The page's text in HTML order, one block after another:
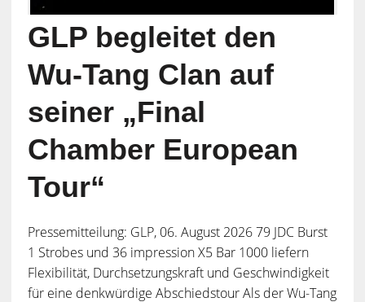
GLP begleitet den
Wu-Tang Clan auf
seiner „Final
Chamber European
Tour“
Pressemitteilung: GLP, 06. August 2026 79 JDC Burst
1 Strobes und 36 impression X5 Bar 1000 liefern
Flexibilität, Durchsetzungskraft und Geschwindigkeit
für eine denkwürdige Abschiedstour Als der Wu-Tang